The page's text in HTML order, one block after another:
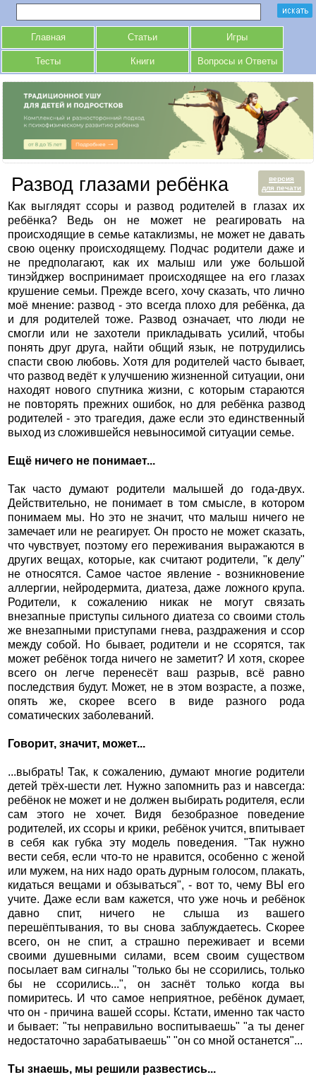
Главная Статьи Игры
Тесты Книги Вопросы и Ответы
версия
для печати
Развод глазами ребёнка
Как выглядят ссоры и развод родителей в глазах их
ребёнка? Ведь он не может не реагировать на
происходящие в семье катаклизмы, не может не давать
свою оценку происходящему. Подчас родители даже и
не предполагают, как их малыш или уже большой
тинэйджер воспринимает происходящее на его глазах
крушение семьи. Прежде всего, хочу сказать, что лично
моё мнение: развод - это всегда плохо для ребёнка, да
и для родителей тоже. Развод означает, что люди не
смогли или не захотели прикладывать усилий, чтобы
понять друг друга, найти общий язык, не потрудились
спасти свою любовь. Хотя для родителей часто бывает,
что развод ведёт к улучшению жизненной ситуации, они
находят нового спутника жизни, с которым стараются
не повторять прежних ошибок, но для ребёнка развод
родителей - это трагедия, даже если это единственный
выход из сложившейся невыносимой ситуации семье.
Ещё ничего не понимает...
Так часто думают родители малышей до года-двух.
Действительно, не понимает в том смысле, в котором
понимаем мы. Но это не значит, что малыш ничего не
замечает или не реагирует. Он просто не может сказать,
что чувствует, поэтому его переживания выражаются в
других вещах, которые, как считают родители, "к делу"
не относятся. Самое частое явление - возникновение
аллергии, нейродермита, диатеза, даже ложного крупа.
Родители, к сожалению никак не могут связать
внезапные приступы сильного диатеза со своими столь
же внезапными приступами гнева, раздражения и ссор
между собой. Но бывает, родители и не ссорятся, так
может ребёнок тогда ничего не заметит? И хотя, скорее
всего он легче перенесёт ваш разрыв, всё равно
последствия будут. Может, не в этом возрасте, а позже,
опять же, скорее всего в виде разного рода
соматических заболеваний.
Говорит, значит, может...
...выбрать! Так, к сожалению, думают многие родители
детей трёх-шести лет. Нужно запомнить раз и навсегда:
ребёнок не может и не должен выбирать родителя, если
сам этого не хочет. Видя безобразное поведение
родителей, их ссоры и крики, ребёнок учится, впитывает
в себя как губка эту модель поведения. "Так нужно
вести себя, если что-то не нравится, особенно с женой
или мужем, на них надо орать дурным голосом, плакать,
кидаться вещами и обзываться", - вот то, чему ВЫ его
учите. Даже если вам кажется, что уже ночь и ребёнок
давно спит, ничего не слыша из вашего
перешёптывания, то вы снова заблуждаетесь. Скорее
всего, он не спит, а страшно переживает и всеми
своими душевными силами, всем своим существом
посылает вам сигналы "только бы не ссорились, только
бы не ссорились...", он заснёт только когда вы
помиритесь. И что самое неприятное, ребёнок думает,
что он - причина вашей ссоры. Кстати, именно так часто
и бывает: "ты неправильно воспитываешь" "а ты денег
недостаточно зарабатываешь" "он со мной останется"...
Ты знаешь, мы решили развестись...